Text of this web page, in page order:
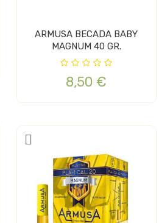
ARMUSA BECADA BABY
MAGNUM 40 GR.
8,50 €